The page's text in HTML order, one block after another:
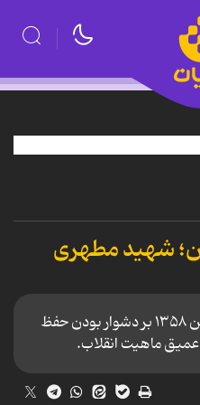
شهید مطهری
تاکید استاد مطهری در فروردین ۱۳۵۸ بر دشوار بودن حفظ
ماهیت انقلاب.